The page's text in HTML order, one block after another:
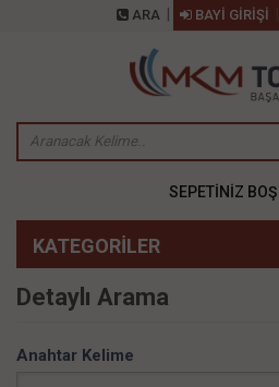
ARA BAYİ GİRİŞİ
SEPETİNİZ BOŞ
Detaylı Arama
Anahtar Kelime